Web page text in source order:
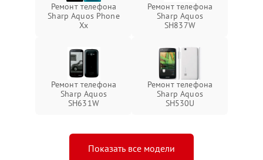
Ремонт телефона
Sharp Aquos Phone
Xx
Ремонт телефона
Sharp Aquos
SH837W
Ремонт телефона
Sharp Aquos
SH631W
Ремонт телефона
Sharp Aquos
SH530U
Показать все модели